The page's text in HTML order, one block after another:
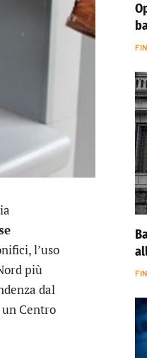
l’uso
più
dal
Centro